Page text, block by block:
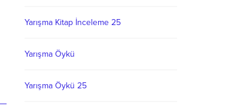
Yarışma Kitap İnceleme 25
Yarışma Öykü
Yarışma Öykü 25